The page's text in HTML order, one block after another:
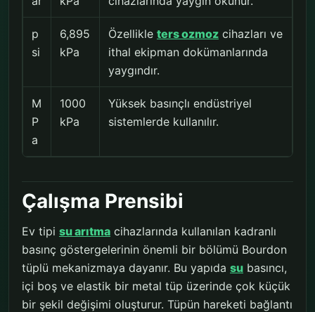
p
si
6,895
kPa
Özellikle ters ozmoz cihazları ve
ithal ekipman dokümanlarında
yaygındır.
M
P
a
1000
kPa
Yüksek basınçlı endüstriyel
sistemlerde kullanılır.
Çalışma Prensibi
Ev tipi su arıtma cihazlarında kullanılan kadranlı
basınç göstergelerinin önemli bir bölümü Bourdon
tüplü mekanizmaya dayanır. Bu yapıda su basıncı,
içi boş ve elastik bir metal tüp üzerinde çok küçük
bir şekil değişimi oluşturur. Tüpün hareketi bağlantı